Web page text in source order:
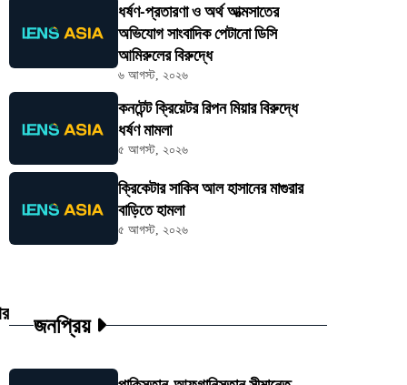
ধর্ষণ-প্রতারণা ও অর্থ আত্মসাতের
অভিযোগ সাংবাদিক পেটানো ডিসি
আমিরুলের বিরুদ্ধে
৬ আগস্ট, ২০২৬
কনটেন্ট ক্রিয়েটর রিপন মিয়ার বিরুদ্ধে
ধর্ষণ মামলা
৫ আগস্ট, ২০২৬
ক্রিকেটার সাকিব আল হাসানের মাগুরার
বাড়িতে হামলা
৫ আগস্ট, ২০২৬
জনপ্রিয়